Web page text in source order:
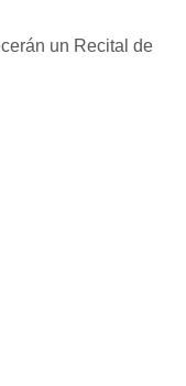
un Recital de